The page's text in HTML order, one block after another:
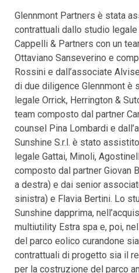
Glennmont Partners è stata
contrattuali dallo studio legale
Cappelli & Partners con un
Ottaviano Sanseverino e
Rossini e dall’associate
di due diligence Glennmont
legale Orrick, Herrington &
team composto dal partner
counsel Pina Lombardi e
Sunshine S.r.l. è stato
legale Gattai, Minoli,
composto dal partner Giovan
a destra) e dai senior
sinistra) e Flavia Bertini. Lo
Sunshine dapprima,
multiutility Estra spa e, poi,
del parco eolico curandone
contrattuali di progetto sia il
per la costruzione del parco